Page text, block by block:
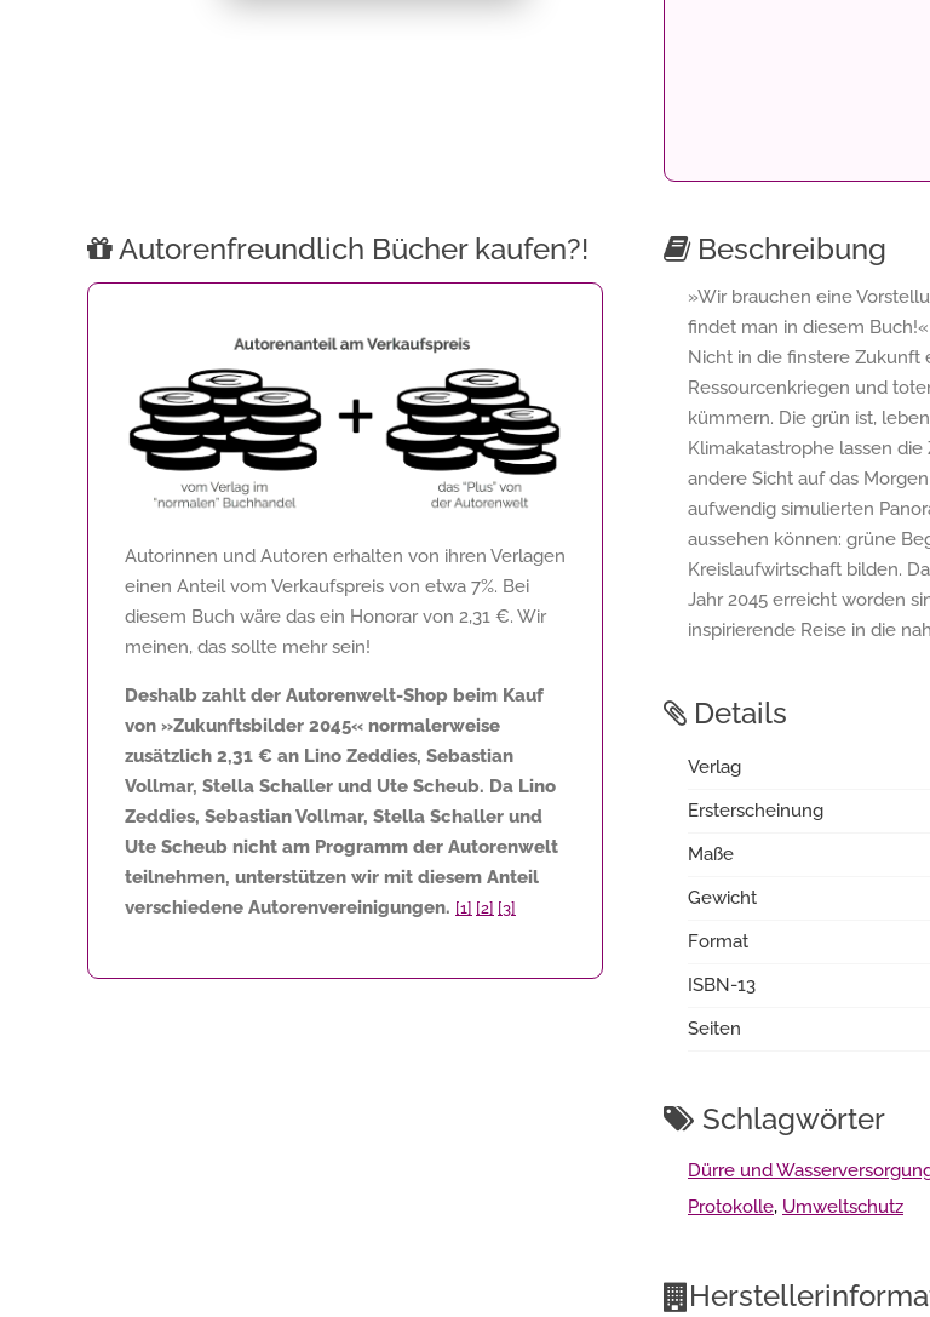
Autorenfreundlich Bücher kaufen?!
Autorinnen und Autoren erhalten von ihren Verlagen
einen Anteil vom Verkaufspreis von etwa 7%. Bei
diesem Buch wäre das ein Honorar von 2,31 €. Wir
meinen, das sollte mehr sein!
Deshalb zahlt der Autorenwelt-Shop beim Kauf
von »Zukunftsbilder 2045« normalerweise
zusätzlich 2,31 € an Lino Zeddies, Sebastian
Vollmar, Stella Schaller und Ute Scheub. Da Lino
Zeddies, Sebastian Vollmar, Stella Schaller und
Ute Scheub nicht am Programm der Autorenwelt
teilnehmen, unterstützen wir mit diesem Anteil
verschiedene Autorenvereinigungen. [1] [2] [3]
Beschreibung
»Wir brauchen eine
findet man in diesem
Nicht in die finstere Zukunft
Ressourcenkriegen und
kümmern. Die grün ist,
Klimakatastrophe lassen
andere Sicht auf das
aufwendig simulierten
aussehen können: grüne
Kreislaufwirtschaft bilden.
Jahr 2045 erreicht worden
inspirierende Reise in die
Details
Verlag
Ersterscheinung
Maße
Gewicht
Format
ISBN-13
Seiten
Schlagwörter
Dürre und
Protokolle, Umweltschutz